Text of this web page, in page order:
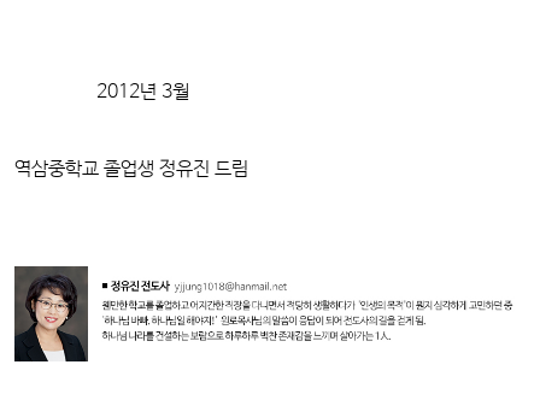
2012년 3월
역삼중학교 졸업생 정유진 드림